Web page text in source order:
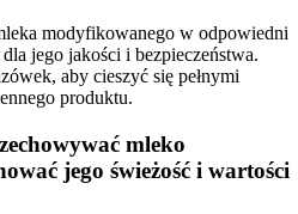
modyfikowanego w odpowiedni
jego jakości i bezpieczeństwa.
aby cieszyć się pełnymi
produktu.
mleko
jego świeżość i wartości